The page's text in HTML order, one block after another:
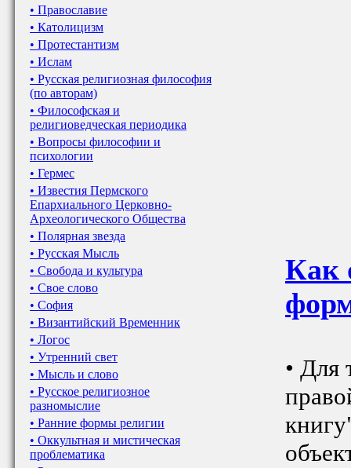
• Православие
• Католицизм
• Протестантизм
• Ислам
• Русская религиозная философия
(по авторам)
• Философская и
религиоведческая периодика
• Вопросы философии и
психологии
• Гермес
• Известия Пермского
Епархиального Церковно-
Археологического Общества
• Полярная звезда
• Русская Мысль
• Свобода и культура
• Свое слово
• София
• Византийский Временник
• Логос
• Утренний свет
• Мысль и слово
• Русское религиозное
разномыслие
• Ранние формы религии
• Оккультная и мистическая
проблематика
Как
• Для